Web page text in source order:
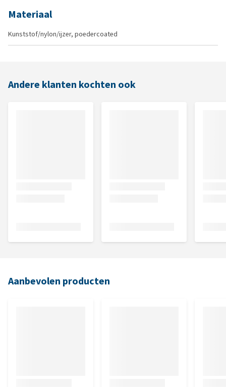
Materiaal
Kunststof/nylon/ijzer, poedercoated
Andere klanten kochten ook
Aanbevolen producten